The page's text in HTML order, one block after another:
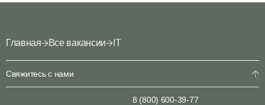
Главная Все вакансии IT
Свяжитесь с нами
8 (800) 600-39-77